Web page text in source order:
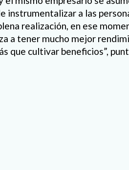
instrumentalizar a las
realización, en ese
a tener mucho mejor
que cultivar beneficios”,